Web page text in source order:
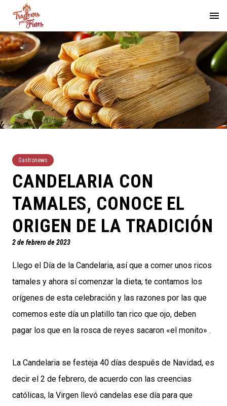
Gastronews
CANDELARIA CON
TAMALES, CONOCE EL
ORIGEN DE LA TRADICIÓN
2 de febrero de 2023
Llego el Día de la Candelaria, así que a comer unos ricos
tamales y ahora sí comenzar la dieta; te contamos los
orígenes de esta celebración y las razones por las que
comemos este día un platillo tan rico que ojo, deben
pagar los que en la rosca de reyes sacaron «el monito» .
La Candelaria se festeja 40 días después de Navidad, es
decir el 2 de febrero, de acuerdo con las creencias
católicas, la Virgen llevó candelas ese día para que